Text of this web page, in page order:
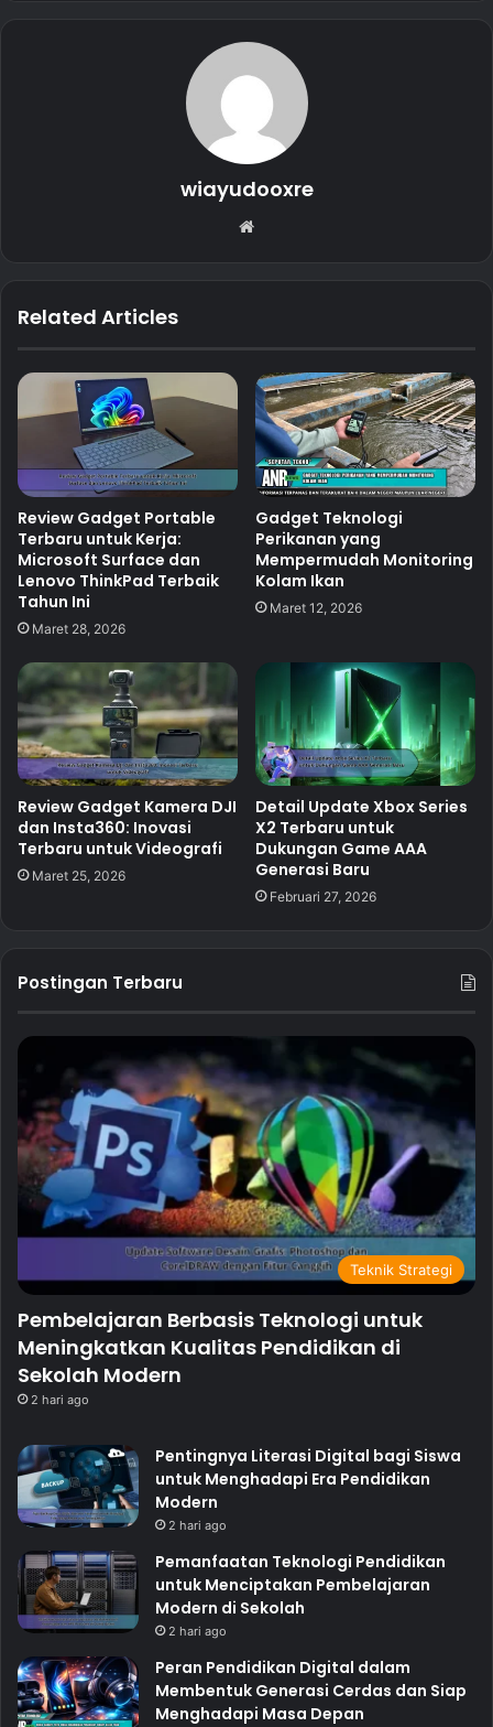
wiayudooxre
Related Articles
Review Gadget Portable
Terbaru untuk Kerja:
Microsoft Surface dan
Lenovo ThinkPad Terbaik
Tahun Ini
Maret 28, 2026
Gadget Teknologi
Perikanan yang
Mempermudah Monitoring
Kolam Ikan
Maret 12, 2026
Review Gadget Kamera DJI
dan Insta360: Inovasi
Terbaru untuk Videografi
Maret 25, 2026
Detail Update Xbox Series
X2 Terbaru untuk
Dukungan Game AAA
Generasi Baru
Februari 27, 2026
Postingan Terbaru
Teknik Strategi
Pembelajaran Berbasis Teknologi untuk
Meningkatkan Kualitas Pendidikan di
Sekolah Modern
2 hari ago
Pentingnya Literasi Digital bagi Siswa
untuk Menghadapi Era Pendidikan
Modern
2 hari ago
Pemanfaatan Teknologi Pendidikan
untuk Menciptakan Pembelajaran
Modern di Sekolah
2 hari ago
Peran Pendidikan Digital dalam
Membentuk Generasi Cerdas dan Siap
Menghadapi Masa Depan